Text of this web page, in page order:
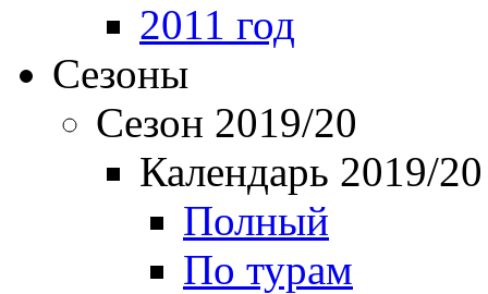
2011 год
Сезоны
Сезон 2019/20
Календарь 2019/20
Полный
По турам